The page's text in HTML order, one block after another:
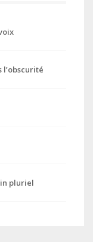
l’obscurité
pluriel